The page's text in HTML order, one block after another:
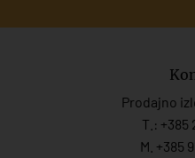
Prodajno
T.: +385
M. +385